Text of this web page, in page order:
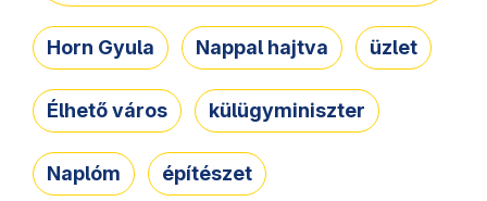
Horn Gyula Nappal hajtva üzlet
Élhető város külügyminiszter
Naplóm építészet